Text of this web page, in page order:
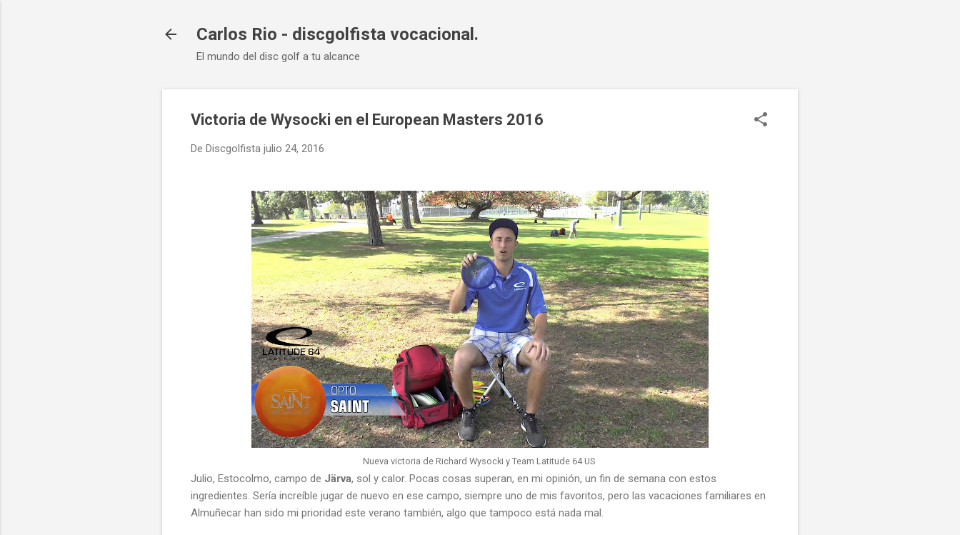
Carlos Rio - discgolfista vocacional.
El mundo del disc golf a tu alcance
Victoria de Wysocki en el European Masters 2016
De Discgolfista julio 24, 2016
Nueva victoria de Richard Wysocki y Team Latitude 64 US
Julio, Estocolmo, campo de Järva, sol y calor. Pocas cosas superan, en mi opinión, un fin de semana con estos
ingredientes. Sería increíble jugar de nuevo en ese campo, siempre uno de mis favoritos, pero las vacaciones familiares en
Almuñecar han sido mi prioridad este verano también, algo que tampoco está nada mal.